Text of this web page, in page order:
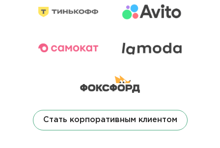
Стать корпоративным клиентом